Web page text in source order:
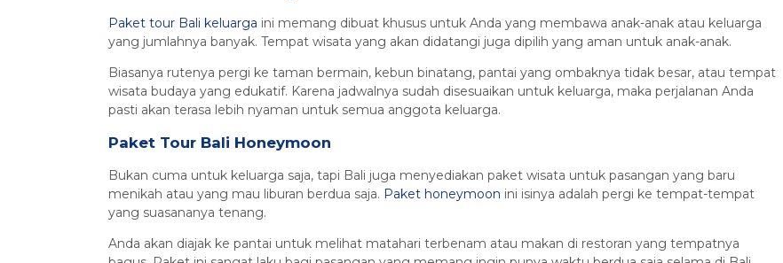
Paket tour Bali keluarga ini memang dibuat khusus untuk Anda yang membawa anak-anak atau keluarga
yang jumlahnya banyak. Tempat wisata yang akan didatangi juga dipilih yang aman untuk anak-anak.
Biasanya rutenya pergi ke taman bermain, kebun binatang, pantai yang ombaknya tidak besar, atau tempat
wisata budaya yang edukatif. Karena jadwalnya sudah disesuaikan untuk keluarga, maka perjalanan Anda
pasti akan terasa lebih nyaman untuk semua anggota keluarga.
Paket Tour Bali Honeymoon
Bukan cuma untuk keluarga saja, tapi Bali juga menyediakan paket wisata untuk pasangan yang baru
menikah atau yang mau liburan berdua saja. Paket honeymoon ini isinya adalah pergi ke tempat-tempat
yang suasananya tenang.
Anda akan diajak ke pantai untuk melihat matahari terbenam atau makan di restoran yang tempatnya